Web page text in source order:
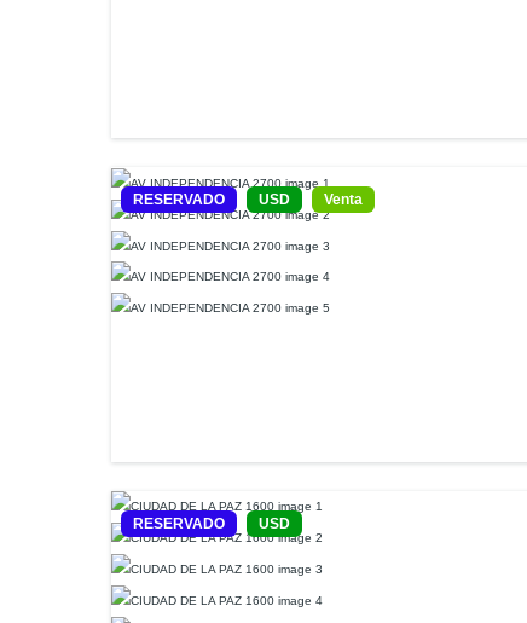
RESERVADO USD Venta
RESERVADO USD